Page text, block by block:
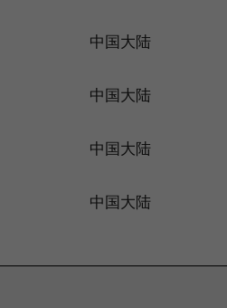
中国大陆
中国大陆
中国大陆
中国大陆